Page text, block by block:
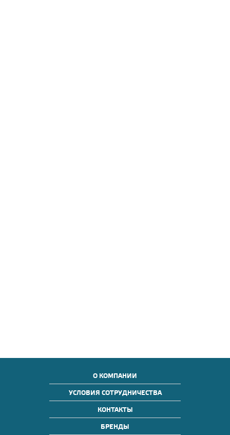
О КОМПАНИИ
УСЛОВИЯ СОТРУДНИЧЕСТВА
КОНТАКТЫ
БРЕНДЫ